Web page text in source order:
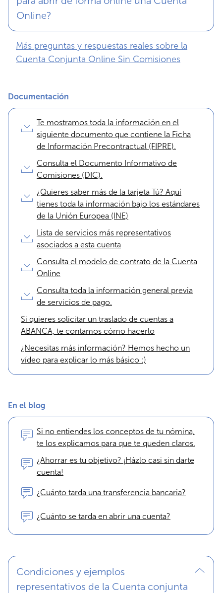
Online?
Más preguntas y respuestas reales sobre la
Cuenta Conjunta Online Sin Comisiones
Documentación
Te mostramos toda la información en el
siguiente documento que contiene la Ficha
de Información Precontractual (FIPRE).
Consulta el Documento Informativo de
Comisiones (DIC).
¿Quieres saber más de la tarjeta Tú? Aquí
tienes toda la información bajo los estándares
de la Unión Europea (INE)
Lista de servicios más representativos
asociados a esta cuenta
Consulta el modelo de contrato de la Cuenta
Online
Consulta toda la información general previa
de servicios de pago.
Si quieres solicitar un traslado de cuentas a
ABANCA, te contamos cómo hacerlo
¿Necesitas más información? Hemos hecho un
vídeo para explicar lo más básico :)
En el blog
Si no entiendes los conceptos de tu nómina,
te los explicamos para que te queden claros.
¿Ahorrar es tu objetivo? ¡Házlo casi sin darte
cuenta!
¿Cuánto tarda una transferencia bancaria?
¿Cuánto se tarda en abrir una cuenta?
Condiciones y ejemplos
representativos de la Cuenta conjunta